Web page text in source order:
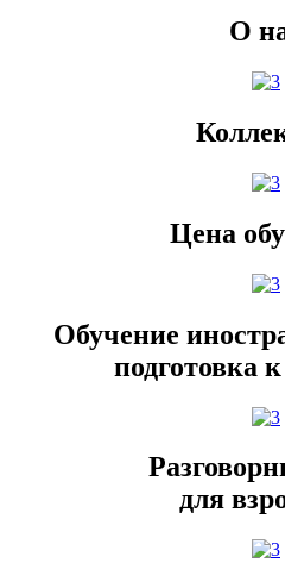
О
Цена
Обучение
подготовка
для